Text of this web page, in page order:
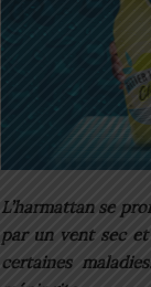
L’harmattan se
par un vent sec
certaines